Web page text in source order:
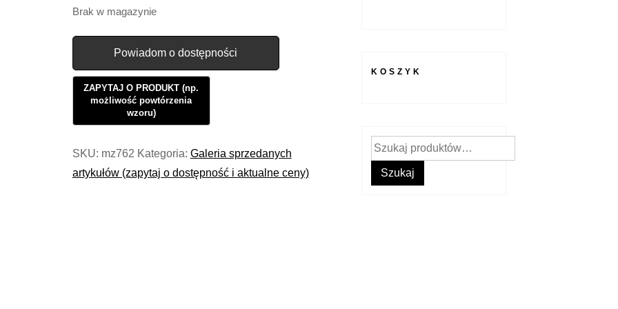
Brak w magazynie
Powiadom o dostępności
SKU: mz762 Kategoria: Galeria sprzedanych
artykułów (zapytaj o dostępność i aktualne ceny)
KOSZYK
Szukaj:
Szukaj